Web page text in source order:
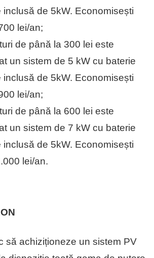
inclusă de 5kW. Economisești
lei/an;
de până la 300 lei este
un sistem de 5 kW cu baterie
inclusă de 5kW. Economisești
lei/an;
de până la 600 lei este
un sistem de 7 kW cu baterie
inclusă de 5kW. Economisești
lei/an.
să achiziționeze un sistem PV